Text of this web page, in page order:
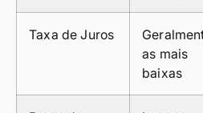
Taxa de Juros
as mais
baixas